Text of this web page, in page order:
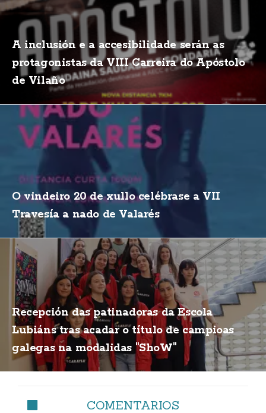
A inclusión e a accesibilidade serán as
protagonistas da VIII Carreira do Apóstolo
de Vilaño
O vindeiro 20 de xullo celébrase a VII
Travesía a nado de Valarés
Recepción das patinadoras da Escola
Lubiáns tras acadar o título de campioas
galegas na modalidas "ShoW"
COMENTARIOS